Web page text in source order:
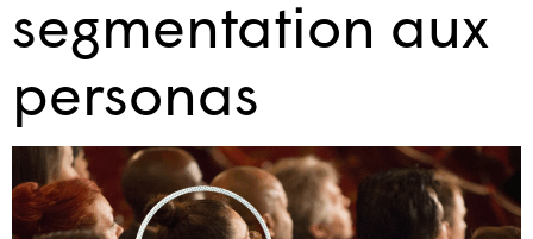
segmentation aux
personas